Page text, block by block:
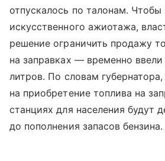
отпускалось по талонам. Чтобы
искусственного ажиотажа,
решение ограничить продажу
на заправках — временно
литров. По словам
на приобретение топлива на
станциях для населения будут
до пополнения запасов бензина.